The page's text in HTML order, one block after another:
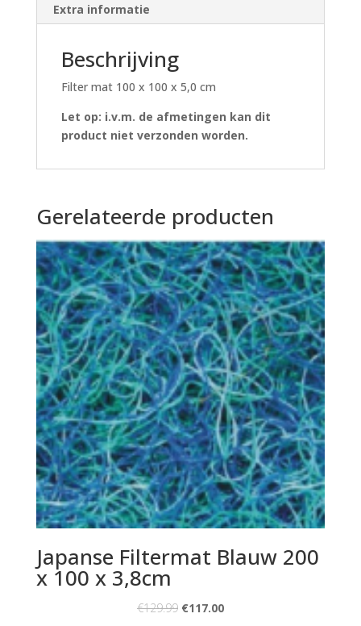
Extra informatie
Beschrijving
Filter mat 100 x 100 x 5,0 cm
Let op: i.v.m. de afmetingen kan dit
product niet verzonden worden.
Gerelateerde producten
Japanse Filtermat Blauw 200
x 100 x 3,8cm
€129.99 €117.00